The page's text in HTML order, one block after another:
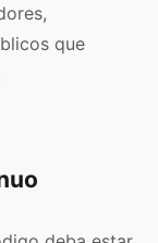
que